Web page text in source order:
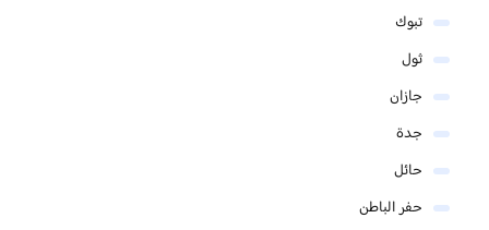
تبوك
ثول
جازان
جدة
حائل
حفر الباطن